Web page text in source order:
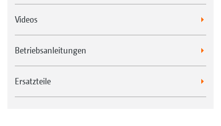
Videos
Betriebsanleitungen
Ersatzteile